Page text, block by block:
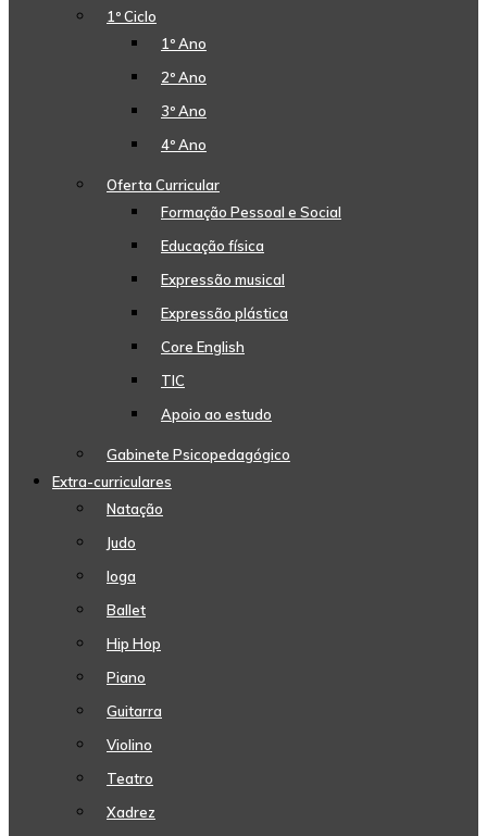
1º Ciclo
1º Ano
2º Ano
3º Ano
4º Ano
Oferta Curricular
Formação Pessoal e Social
Educação física
Expressão musical
Expressão plástica
Core English
TIC
Apoio ao estudo
Gabinete Psicopedagógico
Extra-curriculares
Natação
Judo
Ioga
Ballet
Hip Hop
Piano
Guitarra
Violino
Teatro
Xadrez